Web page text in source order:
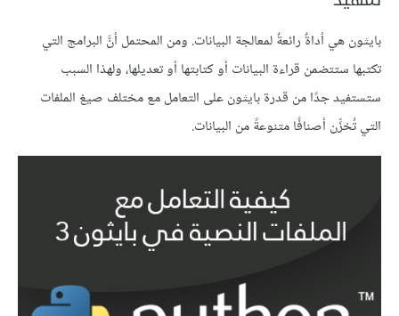
بايثون هي أداةٌ رائعةٌ لمعالجة البيانات. ومن المحتمل أنَّ البرامج التي
تكتبها ستتضمن قراءة البيانات أو كتابتها أو تعديلها، ولهذا السبب
ستستفيد جدًا من قدرة بايثون على التعامل مع مختلف صيغ الملفات
التي تُخزِّن أصنافًا متنوعةً من البيانات.